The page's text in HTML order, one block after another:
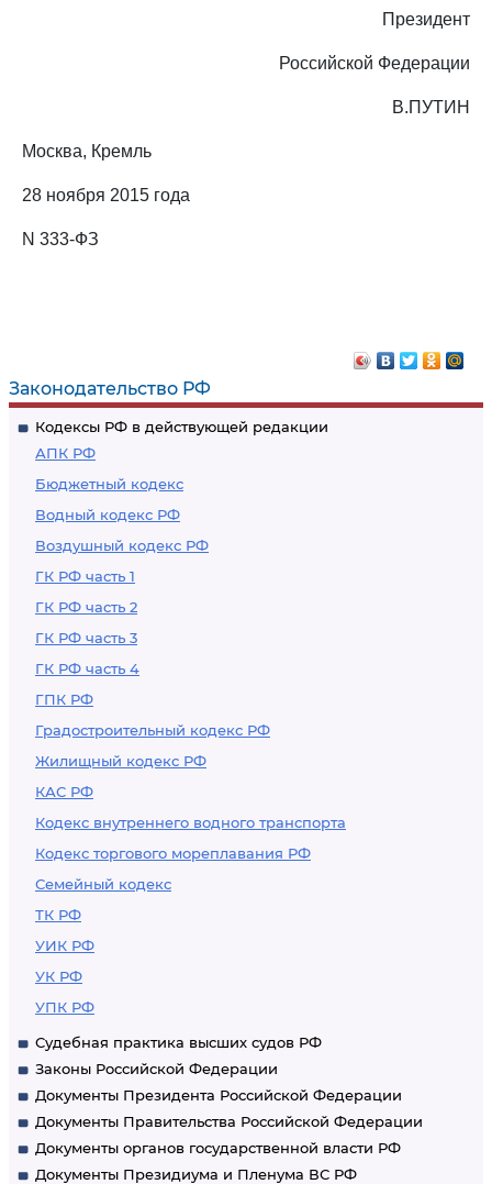
Законодательство РФ
Кодексы РФ в действующей редакции
АПК РФ
Бюджетный кодекс
Водный кодекс РФ
Воздушный кодекс РФ
ГК РФ часть 1
ГК РФ часть 2
ГК РФ часть 3
ГК РФ часть 4
ГПК РФ
Градостроительный кодекс РФ
Жилищный кодекс РФ
КАС РФ
Кодекс внутреннего водного транспорта
Кодекс торгового мореплавания РФ
Семейный кодекс
ТК РФ
УИК РФ
УК РФ
УПК РФ
Судебная практика высших судов РФ
Законы Российской Федерации
Документы Президента Российской Федерации
Документы Правительства Российской Федерации
Документы органов государственной власти РФ
Документы Президиума и Пленума ВС РФ
Президент
Российской Федерации
В.ПУТИН
Москва, Кремль
28 ноября 2015 года
N 333-ФЗ